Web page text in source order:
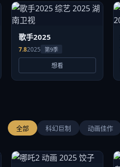
歌手2025
7.82025 第9季
想看
全部 科幻巨制 动画佳作